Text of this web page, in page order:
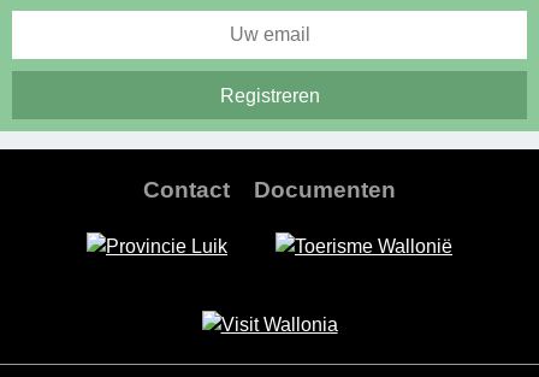
Contact Documenten